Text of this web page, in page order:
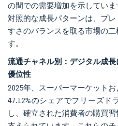
の間での需要増加を示してい
対照的な成長パターンは、プ
すさのバランスを取る市場の
す。
流通チャネル別：デジタル成
優位性
2025年、スーパーマーケット
47.12%のシェアでフリーズド
し、確立された消費者の購買